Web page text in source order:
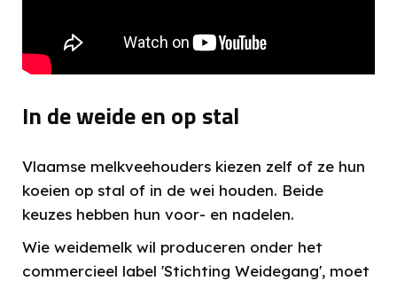
In de weide en op stal
Vlaamse melkveehouders kiezen zelf of ze hun
koeien op stal of in de wei houden. Beide
keuzes hebben hun voor- en nadelen.
Wie weidemelk wil produceren onder het
commercieel label 'Stichting Weidegang', moet